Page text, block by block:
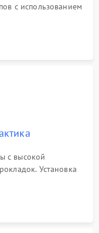
с использованием
микросхемы
портов USB
с высокой
Установка
Предварительная